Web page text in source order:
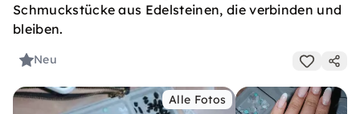
Schmuckstücke aus Edelsteinen, die verbinden und
bleiben.
Neu
Alle Fotos